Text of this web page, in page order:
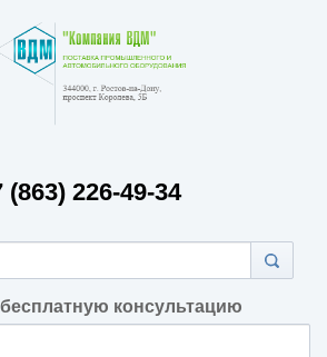
(863) 226-49-34
консультацию